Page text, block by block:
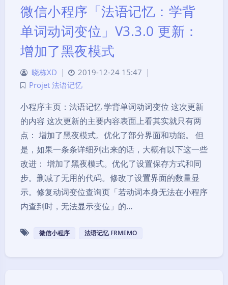
微信小程序「法语记忆：学背
单词动词变位」V3.3.0 更新：
增加了黑夜模式
晓栋XD | 2019-12-24 15:47 |
Projet 法语记忆
小程序主页：法语记忆 学背单词动词变位 这次更新
的内容 这次更新的主要内容表面上看其实就只有两
点： 增加了黑夜模式。优化了部分界面和功能。 但
是，如果一条条详细列出来的话，大概有以下这一些
改进： 增加了黑夜模式。优化了设置保存方式和同
步。删减了无用的代码。修改了设置界面的数量显
示。修复动词变位查询页「若动词本身无法在小程序
内查到时，无法显示变位」的…
微信小程序 法语记忆 FRMEMO